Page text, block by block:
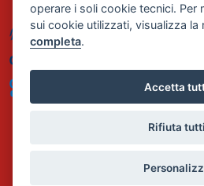
operare i soli cookie tecnici. Per
sui cookie utilizzati, visualizza
completa.
Accetta
Rifiuta tutti